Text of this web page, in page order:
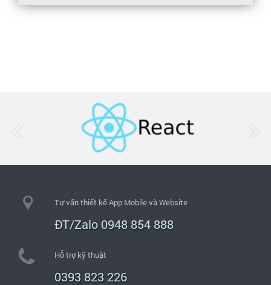
Tư vấn thiết kế App Mobile và Website
ĐT/Zalo 0948 854 888
Hỗ trợ kỹ thuật
0393 823 226